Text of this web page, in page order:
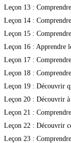
Leçon 13 :
Leçon 14 :
Leçon 15 :
Leçon 16 : Apprendre
Leçon 17 :
Leçon 18 :
Leçon 19 : Découvrir
Leçon 20 : Découvrir
Leçon 21 :
Leçon 22 : Découvrir
Leçon 23 :